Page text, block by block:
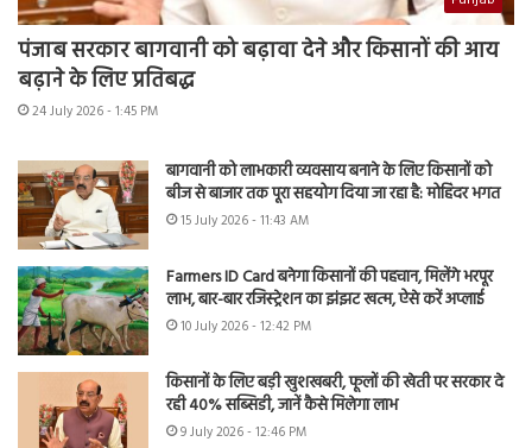
पंजाब सरकार बागवानी को बढ़ावा देने और किसानों की आय
बढ़ाने के लिए प्रतिबद्ध
24 July 2026 - 1:45 PM
बागवानी को लाभकारी व्यवसाय बनाने के लिए किसानों को
बीज से बाजार तक पूरा सहयोग दिया जा रहा है: मोहिंदर भगत
15 July 2026 - 11:43 AM
Farmers ID Card बनेगा किसानों की पहचान, मिलेंगे भरपूर
लाभ, बार-बार रजिस्ट्रेशन का झंझट खत्म, ऐसे करें अप्लाई
10 July 2026 - 12:42 PM
किसानों के लिए बड़ी खुशखबरी, फूलों की खेती पर सरकार दे
रही 40% सब्सिडी, जानें कैसे मिलेगा लाभ
9 July 2026 - 12:46 PM